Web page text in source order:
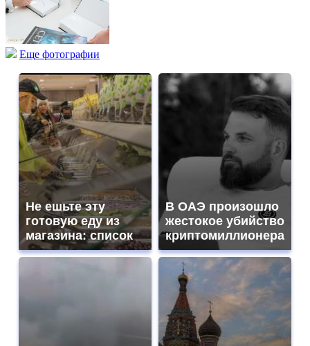
Еще фотографии
Не ешьте эту
готовую еду из
магазина: список
В ОАЭ произошло
жестокое убийство
криптомиллионера